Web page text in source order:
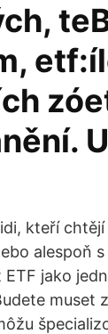
kteří
alespoň
jako
muset